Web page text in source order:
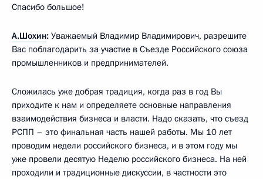
Спасибо большое!
А.Шохин: Уважаемый Владимир Владимирович, разрешите
Вас поблагодарить за участие в Съезде Российского союза
промышленников и предпринимателей.
Сложилась уже добрая традиция, когда раз в год Вы
приходите к нам и определяете основные направления
взаимодействия бизнеса и власти. Надо сказать, что съезд
РСПП – это финальная часть нашей работы. Мы 10 лет
проводим недели российского бизнеса, и в этом году мы
уже провели десятую Неделю российского бизнеса. На ней
проходили и традиционные дискуссии, в частности это